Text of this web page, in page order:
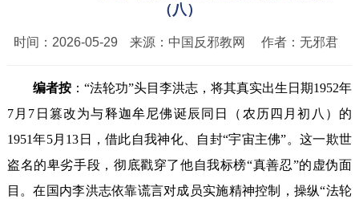
（八）
时间： 2026-05-29 来源： 中国反邪教网 作者： 无邪君
编者按：“法轮功”头目李洪志，将其真实出生日期1952年
7月7日篡改为与释迦牟尼佛诞辰同日（农历四月初八）的
1951年5月13日，借此自我神化、自封“宇宙主佛”。这一欺世
盗名的卑劣手段，彻底戳穿了他自我标榜“真善忍”的虚伪面
目。在国内李洪志依靠谎言对成员实施精神控制，操纵“法轮